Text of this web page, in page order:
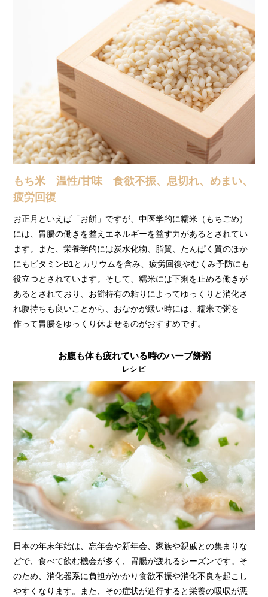
もち米 温性/甘味 食欲不振、息切れ、めまい、
疲労回復
お正月といえば「お餅」ですが、中医学的に糯米（もちごめ）
には、胃腸の働きを整えエネルギーを益す力があるとされてい
ます。また、栄養学的には炭水化物、脂質、たんぱく質のほか
にもビタミンB1とカリウムを含み、疲労回復やむくみ予防にも
役立つとされています。そして、糯米には下痢を止める働きが
あるとされており、お餅特有の粘りによってゆっくりと消化さ
れ腹持ちも良いことから、おなかが緩い時には、糯米で粥を
作って胃腸をゆっくり休ませるのがおすすめです。
お腹も体も疲れている時のハーブ餅粥
レシピ
日本の年末年始は、忘年会や新年会、家族や親戚との集まりな
どで、食べて飲む機会が多く、胃腸が疲れるシーズンです。そ
のため、消化器系に負担がかかり食欲不振や消化不良を起こし
やすくなります。また、その症状が進行すると栄養の吸収が悪